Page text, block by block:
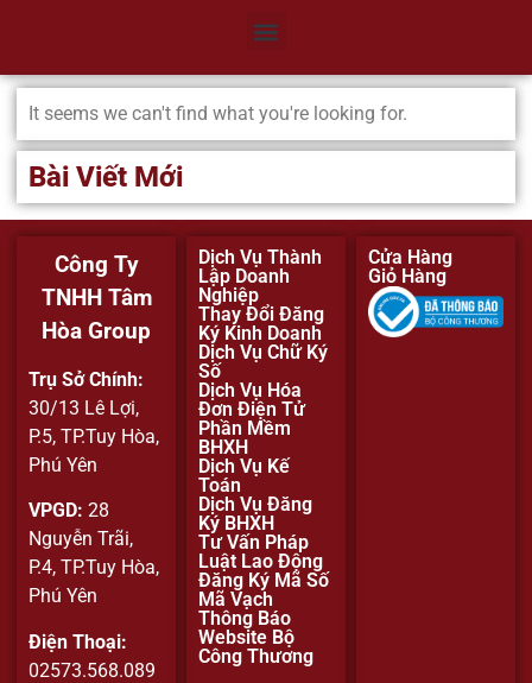
It seems we can't find what you're looking for.
Bài Viết Mới
Công Ty
TNHH Tâm
Hòa Group
Trụ Sở Chính:
30/13 Lê Lợi,
P.5, TP.Tuy Hòa,
Phú Yên
VPGD: 28
Nguyễn Trãi,
P.4, TP.Tuy Hòa,
Phú Yên
Điện Thoại:
02573.568.089
Dịch Vụ Thành
Lập Doanh
Nghiệp
Thay Đổi Đăng
Ký Kinh Doanh
Dịch Vụ Chữ Ký
Số
Dịch Vụ Hóa
Đơn Điện Tử
Phần Mềm
BHXH
Dịch Vụ Kế
Toán
Dịch Vụ Đăng
Ký BHXH
Tư Vấn Pháp
Luật Lao Động
Đăng Ký Mã Số
Mã Vạch
Thông Báo
Website Bộ
Công Thương
Cửa Hàng
Giỏ Hàng